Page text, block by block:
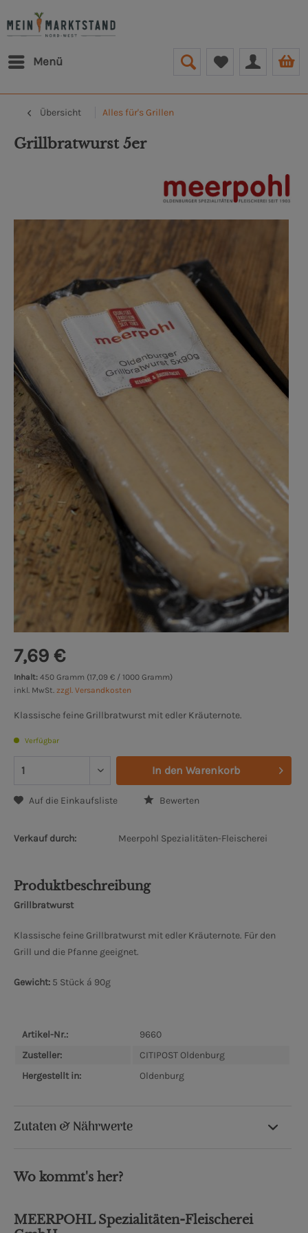
Menü
Übersicht Alles für's Grillen
Grillbratwurst 5er
7,69 €
Inhalt: 450 Gramm (17,09 € / 1000 Gramm)
inkl. MwSt. zzgl. Versandkosten
Klassische feine Grillbratwurst mit edler Kräuternote.
Verfügbar
In den Warenkorb
Auf die Einkaufsliste Bewerten
Verkauf durch: Meerpohl Spezialitäten-Fleischerei
Produktbeschreibung
Grillbratwurst
Klassische feine Grillbratwurst mit edler Kräuternote. Für den
Grill und die Pfanne geeignet.
Gewicht: 5 Stück á 90g
Artikel-Nr.:
9660
Zusteller:
CITIPOST Oldenburg
Hergestellt in:
Oldenburg
Zutaten & Nährwerte
Wo kommt's her?
MEERPOHL Spezialitäten-Fleischerei